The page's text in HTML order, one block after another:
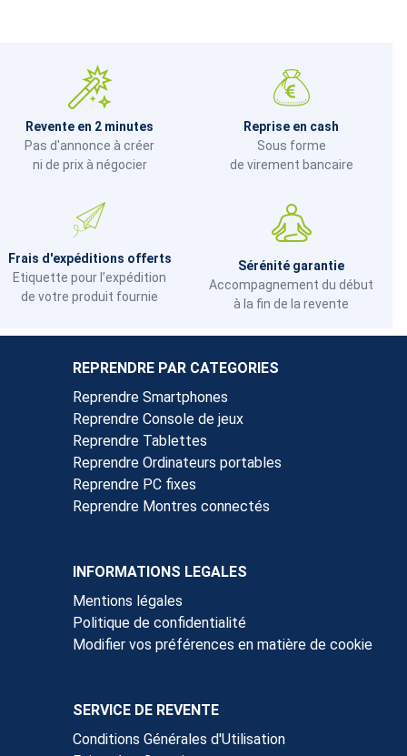
Revente en 2 minutes
Pas d'annonce à créer
ni de prix à négocier
Reprise en cash
Sous forme
de virement bancaire
Frais d'expéditions offerts
Etiquette pour l’expédition
de votre produit fournie
Sérénité garantie
Accompagnement du début
à la fin de la revente
REPRENDRE PAR CATEGORIES
Reprendre Smartphones
Reprendre Console de jeux
Reprendre Tablettes
Reprendre Ordinateurs portables
Reprendre PC fixes
Reprendre Montres connectés
INFORMATIONS LEGALES
Mentions légales
Politique de confidentialité
Modifier vos préférences en matière de cookie
SERVICE DE REVENTE
Conditions Générales d'Utilisation